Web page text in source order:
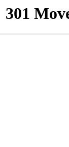
301